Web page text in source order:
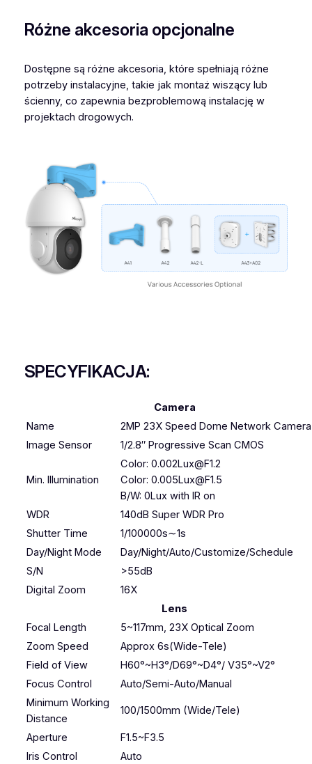
Różne akcesoria opcjonalne
Dostępne są różne akcesoria, które spełniają różne
potrzeby instalacyjne, takie jak montaż wiszący lub
ścienny, co zapewnia bezproblemową instalację w
projektach drogowych.
SPECYFIKACJA:
Camera
Name
2MP 23X Speed Dome Network Camera
Image Sensor
1/2.8″ Progressive Scan CMOS
Min. Illumination
Color: 0.002Lux@F1.2
Color: 0.005Lux@F1.5
B/W: 0Lux with IR on
WDR
140dB Super WDR Pro
Shutter Time
1/100000s∼1s
Day/Night Mode
Day/Night/Auto/Customize/Schedule
S/N
>55dB
Digital Zoom
16X
Lens
Focal Length
5~117mm, 23X Optical Zoom
Zoom Speed
Approx 6s(Wide-Tele)
Field of View
H60°~H3°/D69°~D4°/ V35°~V2°
Focus Control
Auto/Semi-Auto/Manual
Minimum Working
Distance
100/1500mm (Wide/Tele)
Aperture
F1.5~F3.5
Iris Control
Auto